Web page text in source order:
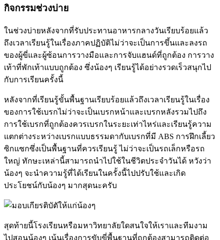
กิจกรรมช่วงบ่าย
ในช่วงบ่ายหลังจากที่รับประทานอาหารกลางวันเรียบร้อยแล้ว
ถึงเวลาเรียนรู้ในเรื่องภาคปฏิบัติไม่ว่าจะเป็นการขึ้นและลงรถ
ของผู้ขี่และผู้ซ้อนการวางมือและการจับแฮนด์ที่ถูกต้อง การวาง
เท้าที่พักเท้าแบบถูกต้อง ซึ่งน้องๆ เรียนรู้ได้อย่างรวดเร็วสนุกไป
กับการเรียนครั้งนี้
หลังจากที่เรียนรู้ขั้นพื้นฐานเรียบร้อยแล้วถึงเวลาเรียนรู้ในเรื่อง
ของการใช้เบรกไม่ว่าจะเป็นเบรกหน้าและเบรกหลังรวมไปถึง
การใช้เบรกที่ถูกต้องควรเบรกในระยะเท่าไหร่และเรียนรู้ความ
แตกต่างระหว่างเบรกแบบธรรมดากับเบรกที่มี ABS การฝึกเลี้ยว
ซิกแซกซึ่งเป็นพื้นฐานที่ควรเรียนรู้ ไม่ว่าจะเป็นรถเล็กหรือรถ
ใหญ่ ทักษะเหล่านี้สามารถนำไปใช้ในชีวิตประจำวันได้ หวังว่า
น้องๆ จะนำความรู้ที่ได้เรียนในครั้งนี้ไปปรับใช้และเกิด
ประโยชน์กับน้องๆ มากสุดนะครับ
สุดท้ายนี้โรงเรียนหรือมหาวิทยาลัยใดสนใจให้เราและทีมงาม
ไปสอนน้องๆ เน้นเรื่องการขับขี่พื้นฐานที่ถูกต้องสามารถติดต่อ